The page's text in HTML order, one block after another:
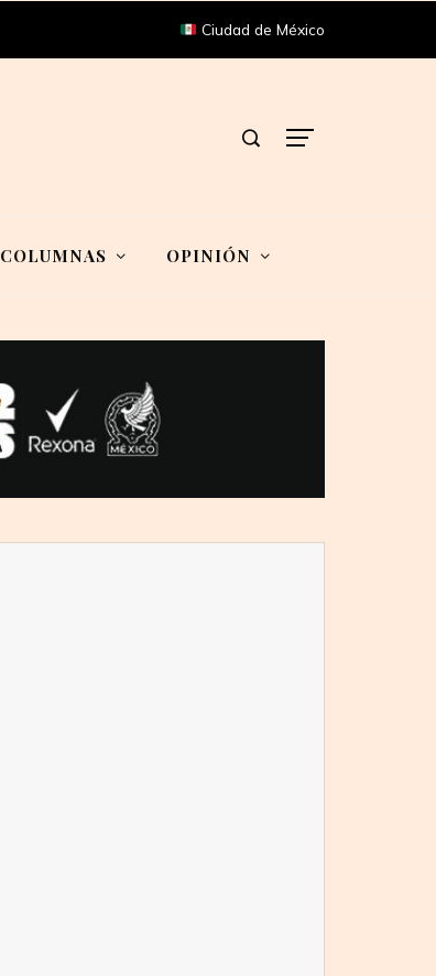
Ciudad de México
COLUMNAS OPINIÓN